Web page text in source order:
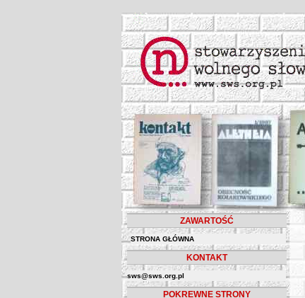
ZAWARTOŚĆ
STRONA GŁÓWNA
KONTAKT
sws@sws.org.pl
POKREWNE STRONY